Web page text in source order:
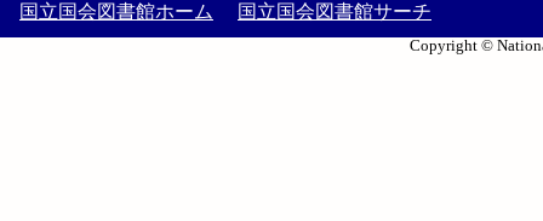
国立国会図書館ホーム 国立国会図書館サーチ
Copyright ©